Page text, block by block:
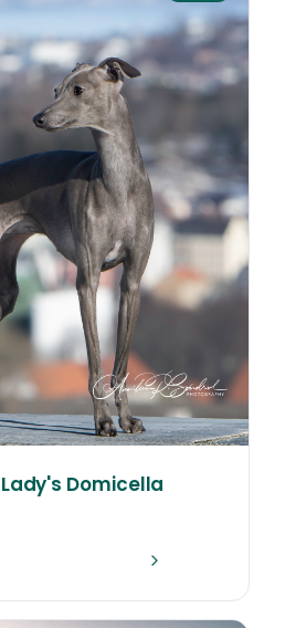
Lady's Domicella